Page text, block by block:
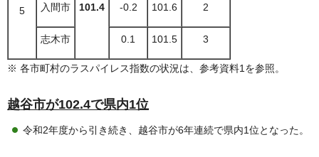
5 101.4
入間市 -0.2 101.6 2
志木市 0.1 101.5 3
※ 各市町村のラスパイレス指数の状況は、参考資料1を参照。
越谷市が102.4で県内1位
令和2年度から引き続き、越谷市が6年連続で県内1位となった。